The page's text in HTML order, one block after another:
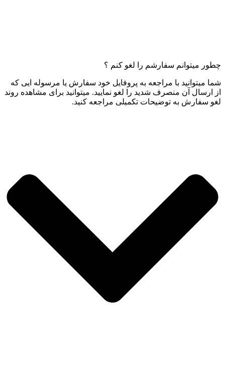
چطور میتوانم سفارشم را لغو کنم ؟
شما میتوانید با مراجعه به پروفایل خود سفارش یا مرسوله ایی که
از ارسال آن منصرف شدید را لغو نمایید. میتوانید برای مشاهده روند
لغو سفارش به توضیحات تکمیلی مراجعه کنید.